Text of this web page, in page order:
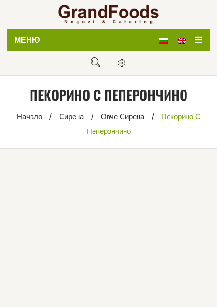
МЕНЮ
Кетъринг
Дистрибуция
ПЕКОРИНО С ПЕПЕРОНЧИНО
Начало / Сирена / Овче Сирена /
Пекорино С
Пеперончино